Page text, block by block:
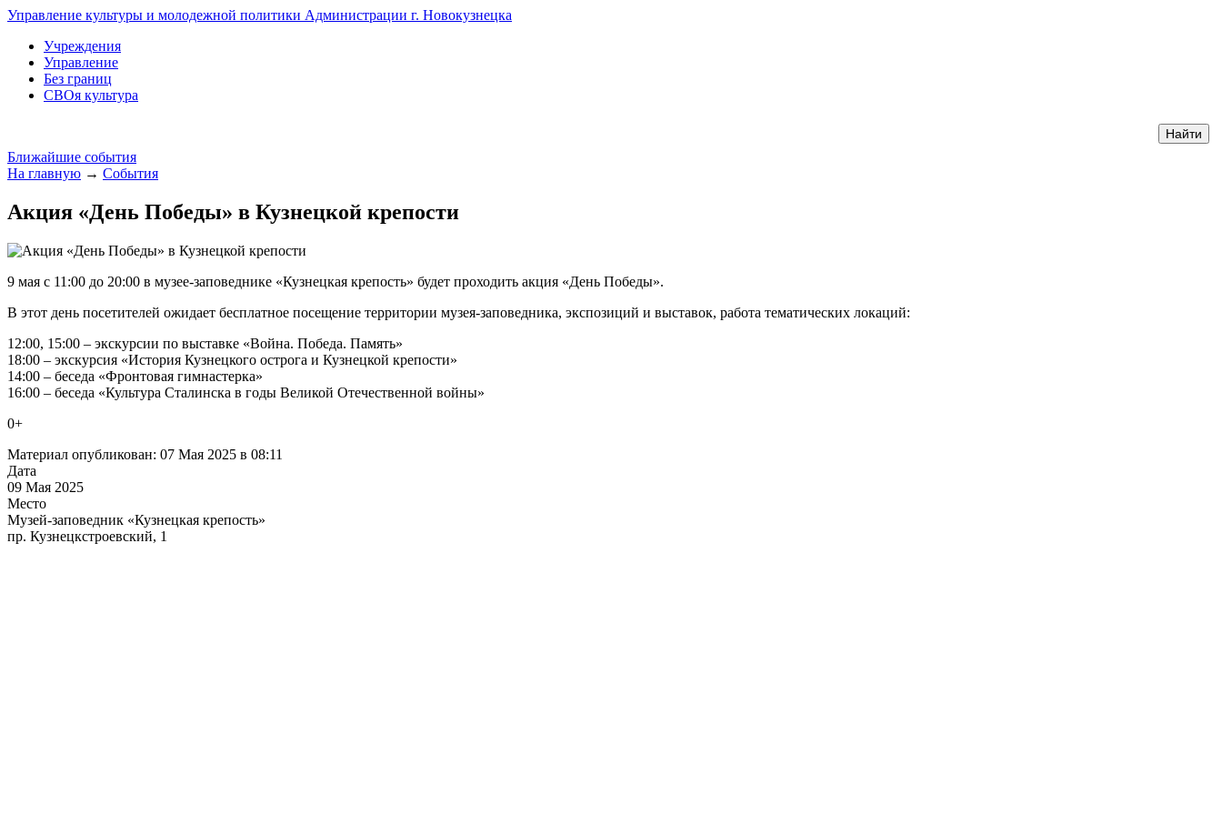
Управление культуры и молодежной политики Администрации г. Новокузнецка
Учреждения
Управление
Без границ
СВОя культура
Ближайшие события
На главную → События
Акция «День Победы» в Кузнецкой крепости
9 мая с 11:00 до 20:00 в музее-заповеднике «Кузнецкая крепость» будет проходить акция «День Победы».
В этот день посетителей ожидает бесплатное посещение территории музея-заповедника, экспозиций и выставок, работа тематических локаций:
12:00, 15:00 – экскурсии по выставке «Война. Победа. Память»
18:00 – экскурсия «История Кузнецкого острога и Кузнецкой крепости»
14:00 – беседа «Фронтовая гимнастерка»
16:00 – беседа «Культура Сталинска в годы Великой Отечественной войны»
0+
Материал опубликован: 07 Мая 2025 в 08:11
Дата
09 Мая 2025
Место
Музей-заповедник «Кузнецкая крепость»
пр. Кузнецкстроевский, 1